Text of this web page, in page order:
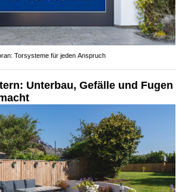
Torsysteme für jeden Anspruch
Unterbau, Gefälle und Fugen